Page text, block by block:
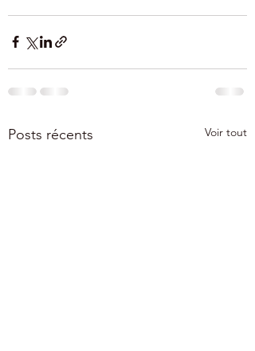
Posts récents Voir tout